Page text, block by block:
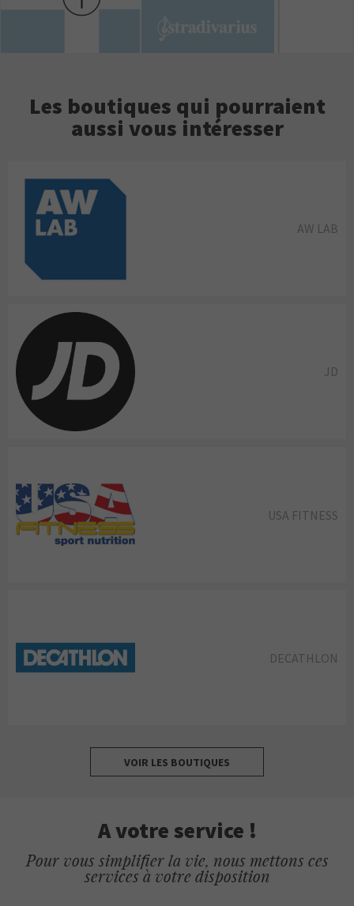
Les boutiques qui pourraient
aussi vous intéresser
AW LAB
JD
USA FITNESS
DECATHLON
VOIR LES BOUTIQUES
A votre service !
Pour vous simplifier la vie, nous mettons ces
services à votre disposition